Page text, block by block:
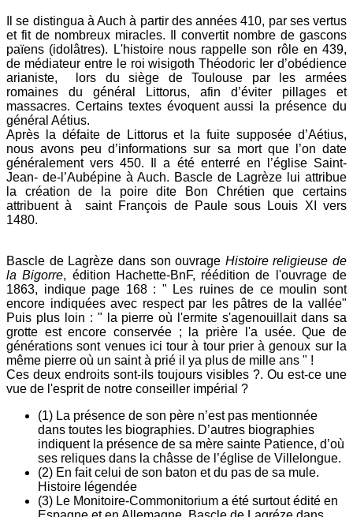
Il se distingua à Auch à partir des années 410, par ses vertus
et fit de nombreux miracles. Il convertit nombre de gascons
païens (idolâtres). L'histoire nous rappelle son rôle en 439,
de médiateur entre le roi wisigoth Théodoric Ier d’obédience
arianiste, lors du siège de Toulouse par les armées
romaines du général Littorus, afin d’éviter pillages et
massacres. Certains textes évoquent aussi la présence du
général Aétius.
Après la défaite de Littorus et la fuite supposée d’Aétius,
nous avons peu d’informations sur sa mort que l’on date
généralement vers 450. Il a été enterré en l’église Saint-
Jean- de-l’Aubépine à Auch. Bascle de Lagrèze lui attribue
la création de la poire dite Bon Chrétien que certains
attribuent à saint François de Paule sous Louis XI vers
1480.
Bascle de Lagrèze dans son ouvrage Histoire religieuse de
la Bigorre, édition Hachette-BnF, réédition de l'ouvrage de
1863, indique page 168 : " Les ruines de ce moulin sont
encore indiquées avec respect par les pâtres de la vallée"
Puis plus loin : " la pierre où l'ermite s'agenouillait dans sa
grotte est encore conservée ; la prière l'a usée. Que de
générations sont venues ici tour à tour prier à genoux sur la
même pierre où un saint à prié il ya plus de mille ans " !
Ces deux endroits sont-ils toujours visibles ?. Ou est-ce une
vue de l'esprit de notre conseiller impérial ?
(1) La présence de son père n’est pas mentionnée
dans toutes les biographies. D’autres biographies
indiquent la présence de sa mère sainte Patience, d’où
ses reliques dans la châsse de l’église de Villelongue.
(2) En fait celui de son baton et du pas de sa mule.
Histoire légendée
(3) Le Monitoire-Commonitorium a été surtout édité en